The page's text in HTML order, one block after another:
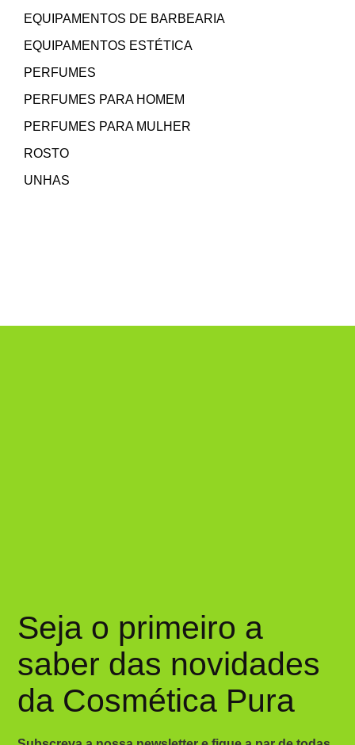
EQUIPAMENTOS DE BARBEARIA
EQUIPAMENTOS ESTÉTICA
PERFUMES
PERFUMES PARA HOMEM
PERFUMES PARA MULHER
ROSTO
UNHAS
Seja o primeiro a
saber das novidades
da Cosmética Pura